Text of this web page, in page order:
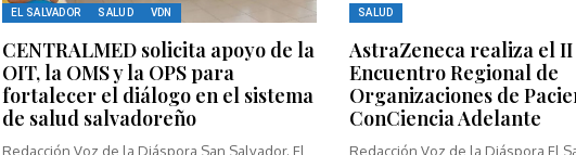
EL SALVADOR SALUD VDN
CENTRALMED solicita apoyo de la
OIT, la OMS y la OPS para
fortalecer el diálogo en el sistema
de salud salvadoreño
Redacción Voz de la Diáspora San Salvador. El
SALUD
AstraZeneca realiza el II
Encuentro Regional de
Organizaciones de
ConCiencia Adelante
Redacción Voz de la Diáspora El